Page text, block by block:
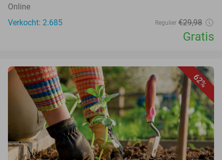
Online
Verkocht: 2.685
Regulier €29,98
Gratis
62%